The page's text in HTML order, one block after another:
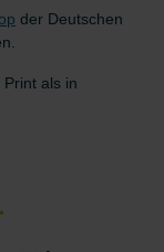
der Deutschen
als in